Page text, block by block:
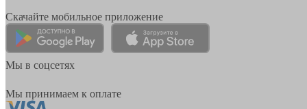
Скачайте мобильное приложение
Мы в соцсетях
Мы принимаем к оплате